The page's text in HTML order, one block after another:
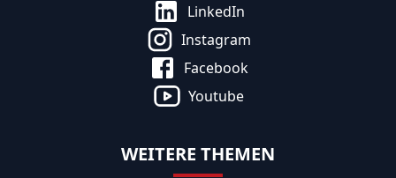
LinkedIn
Instagram
Facebook
Youtube
WEITERE THEMEN